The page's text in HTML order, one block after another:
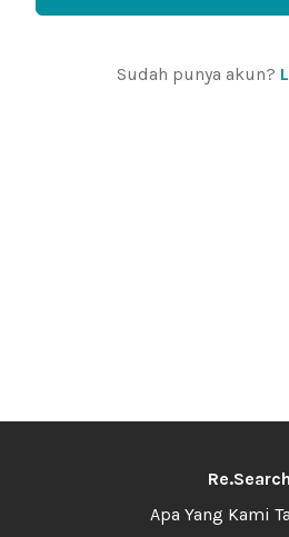
Sudah punya akun?
Re.Search
Apa Yang Kami